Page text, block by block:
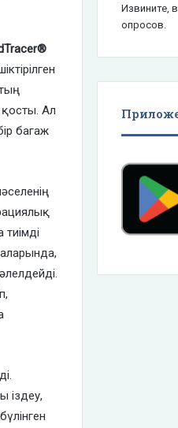
Ал
багаж
іздеу,
Извините,
опросов.